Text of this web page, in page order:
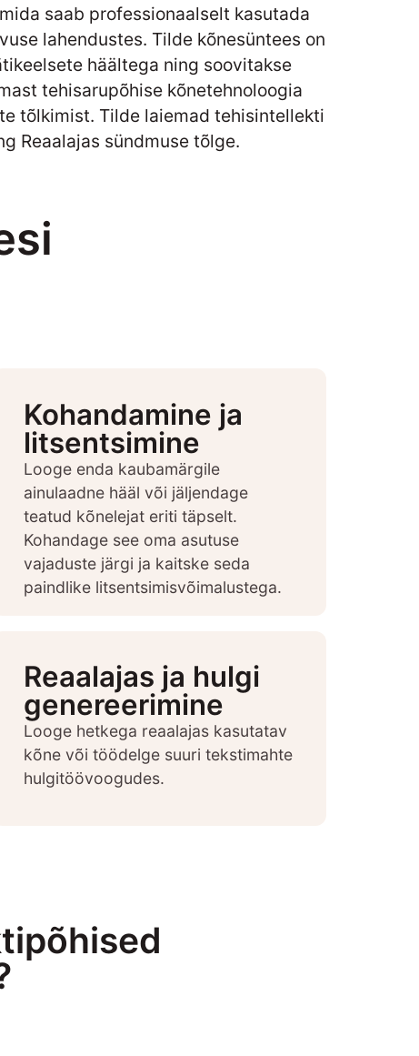
saab professionaalselt kasutada
lahendustes. Tilde kõnesüntees on
häältega ning soovitakse
tehisarupõhise kõnetehnoloogia
tõlkimist. Tilde laiemad tehisintellekti
Reaalajas sündmuse tõlge.
Kohandamine ja
litsentsimine
Looge enda kaubamärgile
ainulaadne hääl või jäljendage
teatud kõnelejat eriti täpselt.
Kohandage see oma asutuse
vajaduste järgi ja kaitske seda
paindlike litsentsimisvõimalustega.
Reaalajas ja hulgi
genereerimine
Looge hetkega reaalajas kasutatav
kõne või töödelge suuri tekstimahte
hulgitöövoogudes.